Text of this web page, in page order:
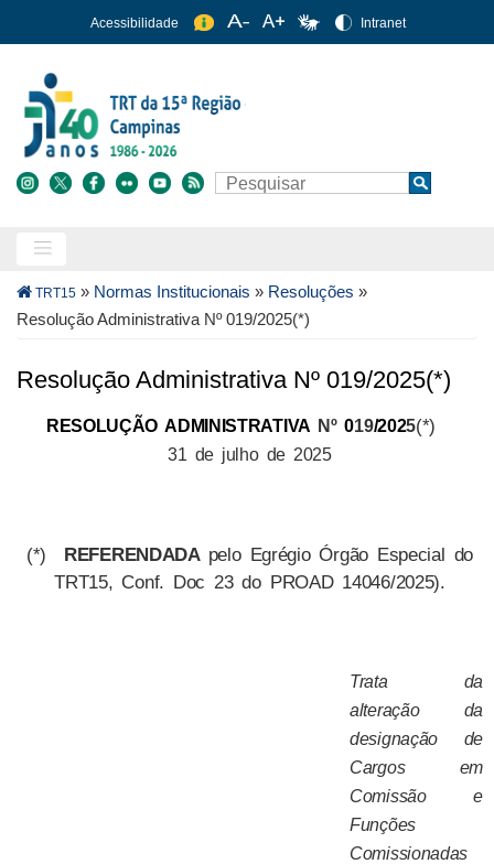
para
conteúdo
principal
Acessibilidade Intranet
Buscar Search
Trilha
de
TRT15 » Normas Institucionais » Resoluções »
Resolução Administrativa Nº 019/2025(*)
Resolução Administrativa Nº 019/2025(*)
RESOLUÇÃO ADMINISTRATIVA Nº019/2025(*)
31 de julho de 2025
(*) REFERENDADA pelo Egrégio Órgão Especial do
TRT15, Conf. Doc 23 do PROAD 14046/2025).
Trata da
alteração da
designação de
Cargos em
Comissão e
Funções
Comissionadas